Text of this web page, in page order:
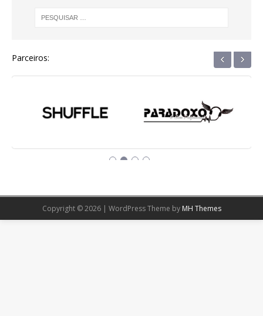
Parceiros: ‹ ›
Copyright © 2026 | WordPress Theme by MH Themes